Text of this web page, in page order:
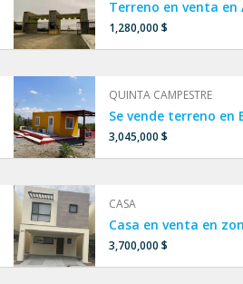
1,280,000 $
QUINTA CAMPESTRE
3,045,000 $
CASA
3,700,000 $